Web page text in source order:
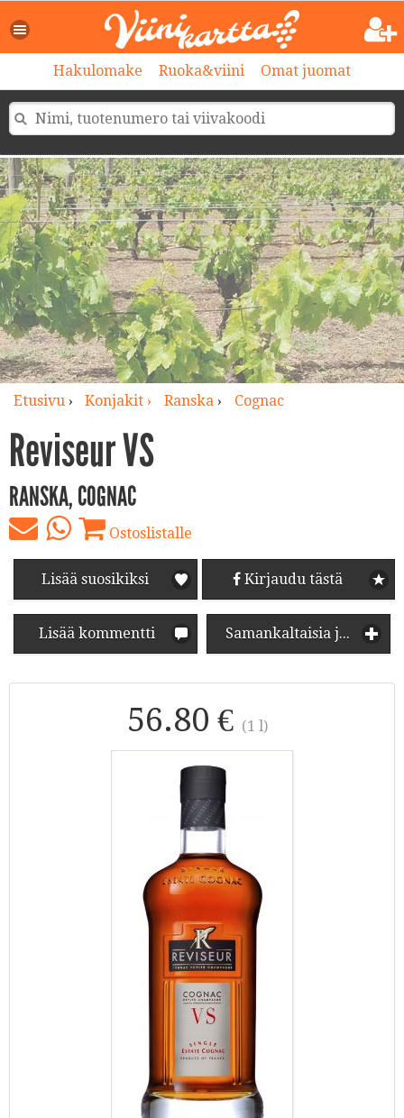
Hakulomake Ruoka&viini Omat juomat
Etusivu› Konjakit › Ranska› Cognac
Reviseur VS
RANSKA, COGNAC
Ostoslistalle
Lisää suosikiksi Kirjaudu tästä
Lisää kommentti Samankaltaisia juomia
56.80 € (1 l)